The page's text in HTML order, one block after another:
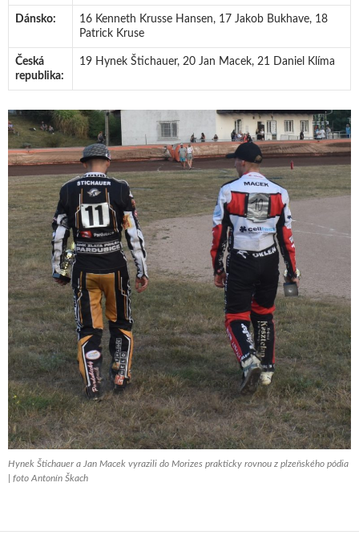
Dánsko:
16 Kenneth Krusse Hansen, 17 Jakob Bukhave, 18
Patrick Kruse
Česká
republika:
19 Hynek Štichauer, 20 Jan Macek, 21 Daniel Klíma
Hynek Štichauer a Jan Macek vyrazili do Morizes prakticky rovnou z plzeňského pódia
| foto Antonín Škach